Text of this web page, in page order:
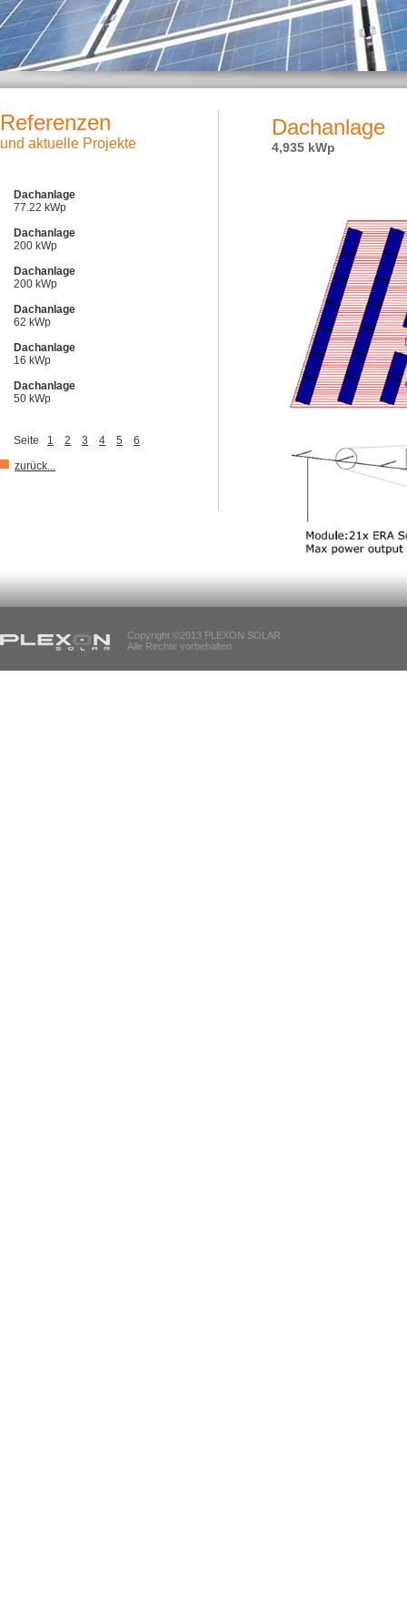
Referenzen
und aktuelle Projekte
Dachanlage
77.22 kWp
Dachanlage
200 kWp
Dachanlage
200 kWp
Dachanlage
62 kWp
Dachanlage
16 kWp
Dachanlage
50 kWp
Seite 1 2 3 4 5
6
zurück...
Dachanlage
4,935 kWp
Copyright ©2013 PLEXON SOLAR
Alle Rechte vorbehalten